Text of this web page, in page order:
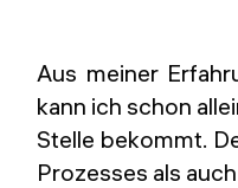
Aus meiner
kann ich schon
Stelle bekommt.
Prozesses als